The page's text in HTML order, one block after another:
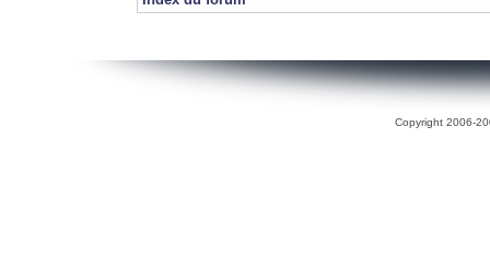
Copyright 2006-